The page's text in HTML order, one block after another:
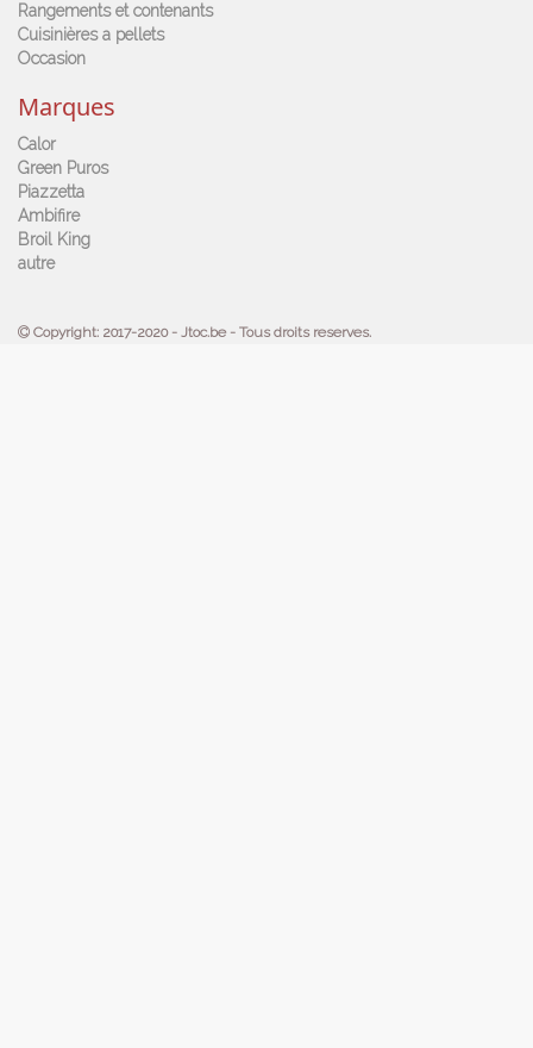
Rangements et contenants
Cuisinières a pellets
Occasion
Marques
Calor
Green Puros
Piazzetta
Ambifire
Broil King
autre
Copyright: 2017-2020 - Jtoc.be - Tous droits reserves.